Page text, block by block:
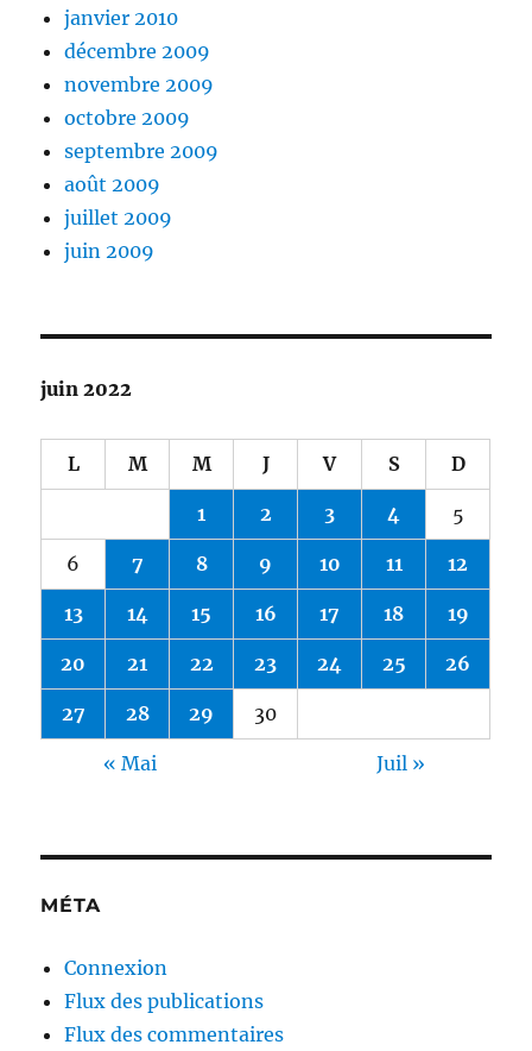
janvier 2010
décembre 2009
novembre 2009
octobre 2009
septembre 2009
août 2009
juillet 2009
juin 2009
juin 2022
L M M J V S D
1 2 3 4 5
6 7 8 9 10 11 12
13 14 15 16 17 18 19
20 21 22 23 24 25 26
27 28 29 30
« Mai Juil »
MÉTA
Connexion
Flux des publications
Flux des commentaires